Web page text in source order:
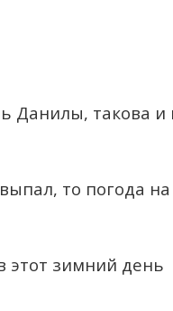
Данилы, такова и
то погода на
зимний день